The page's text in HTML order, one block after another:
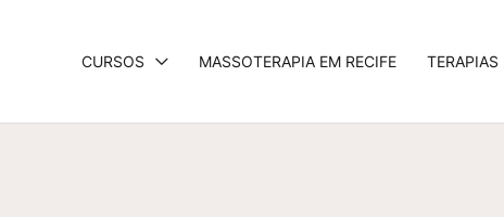
CURSOS MASSOTERAPIA EM RECIFE TERAPIAS